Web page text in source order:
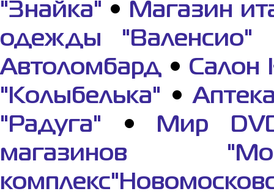
"Знайка" •
Магазин
одежды "Валенсио"
Автоломбард • Салон
"Колыбелька" •
"Радуга" •
Мир
магазинов